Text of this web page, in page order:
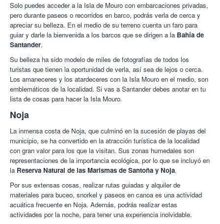
Solo puedes acceder a la Isla de Mouro con embarcaciones privadas,
pero durante paseos o recorridos en barco, podrás verla de cerca y
apreciar su belleza. En el medio de su terreno cuenta un faro para
guiar y darle la bienvenida a los barcos que se dirigen a la Bahía de
Santander.
Su belleza ha sido modelo de miles de fotografías de todos los
turistas que tienen la oportunidad de verla, así sea de lejos o cerca.
Los amaneceres y los atardeceres con la Isla Mouro en el medio, son
emblemáticos de la localidad. Si vas a Santander debes anotar en tu
lista de cosas para hacer la Isla Mouro.
Noja
La inmensa costa de Noja, que culminó en la sucesión de playas del
municipio, se ha convertido en la atracción turística de la localidad
con gran valor para los que la visitan. Sus zonas humedales son
representaciones de la importancia ecológica, por lo que se incluyó en
la Reserva Natural de las Marismas de Santoña y Noja.
Por sus extensas cosas, realizar rutas guiadas y alquiler de
materiales para buceo, snorkel y paseos en canoa es una actividad
acuática frecuente en Noja. Además, podrás realizar estas
actividades por la noche, para tener una experiencia inolvidable.